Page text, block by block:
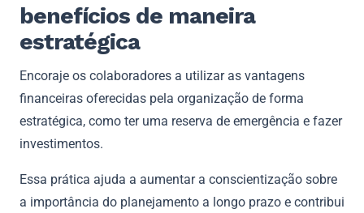
benefícios de maneira
estratégica
Encoraje os colaboradores a utilizar as vantagens
financeiras oferecidas pela organização de forma
estratégica, como ter uma reserva de emergência e fazer
investimentos.
Essa prática ajuda a aumentar a conscientização sobre
a importância do planejamento a longo prazo e contribui